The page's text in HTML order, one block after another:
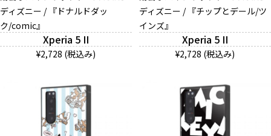
ディズニー / 『ドナルドダッ
ク/comic』
Xperia 5 II
¥2,728 (税込み)
ディズニー / 『チップとデール/ツ
インズ』
Xperia 5 II
¥2,728 (税込み)